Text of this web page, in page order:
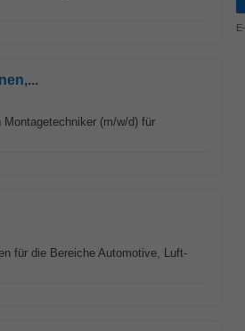
(m/w/d) für
für die Bereiche Automotive, Luft-